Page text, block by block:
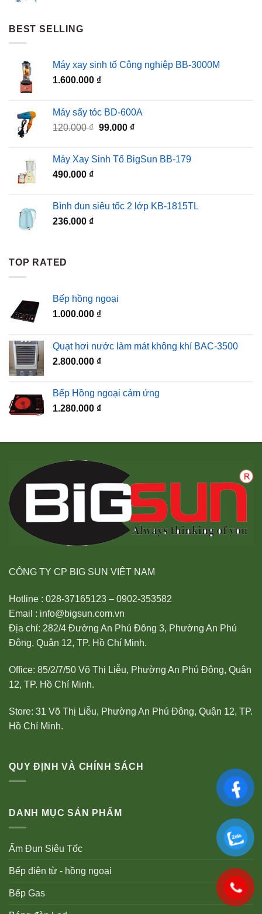
BEST SELLING
Máy xay sinh tố Công nghiệp BB-3000M
1.600.000 ₫
Máy sấy tóc BD-600A
120.000₫ Giá
120.000 ₫.
99.000 ₫Giá
là:
Máy Xay Sinh Tố BigSun BB-179
490.000 ₫
Bình đun siêu tốc 2 lớp KB-1815TL
236.000 ₫
TOP RATED
Bếp hồng ngoại
1.000.000 ₫
Quạt hơi nước làm mát không khí BAC-3500
2.800.000 ₫
Bếp Hồng ngoại cảm ứng
1.280.000 ₫
CÔNG TY CP BIG SUN VIỆT NAM
Hotline : 028-37165123 – 0902-353582
Email : info@bigsun.com.vn
Địa chỉ: 282/4 Đường An Phú Đông 3, Phường An Phú
Đông, Quận 12, TP. Hồ Chí Minh.
Office: 85/2/7/50 Võ Thị Liễu, Phường An Phú Đông, Quận
12, TP. Hồ Chí Minh.
Store: 31 Võ Thị Liễu, Phường An Phú Đông, Quận 12, TP.
Hồ Chí Minh.
QUY ĐỊNH VÀ CHÍNH SÁCH
DANH MỤC SẢN PHẨM
Ấm Đun Siêu Tốc
Bếp điện từ - hồng ngoại
Bếp Gas